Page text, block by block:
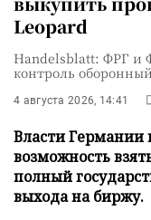
Leopard
Handelsblatt: ФРГ и
контроль
4 августа 2026, 14:41
Власти
возможность
полный
выхода на биржу.